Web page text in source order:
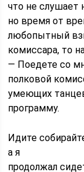
что не слушает
но время от
любопытный
комиссара, то
— Поедете со
полковой
умеющих
программу.
Идите
а я
продолжал